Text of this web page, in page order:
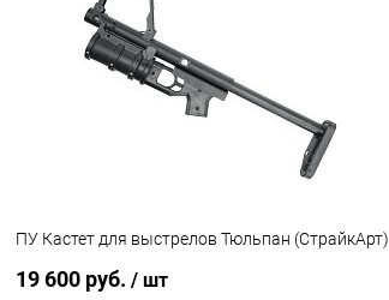
Купить в 1 клик
В избранное
ПУ Кастет для выстрелов Тюльпан (СтрайкАрт)
19 600 руб. / шт